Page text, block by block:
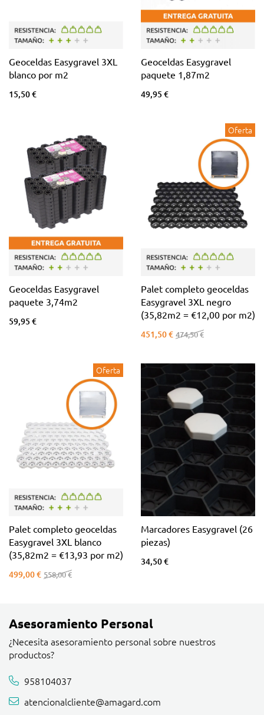
Geoceldas Easygravel 3XL
blanco por m2
15,50 €
Geoceldas Easygravel
paquete 1,87m2
49,95 €
Geoceldas Easygravel
paquete 3,74m2
59,95 €
Oferta
Palet completo geoceldas
Easygravel 3XL negro
(35,82m2 = €12,00 por m2)
451,50 € 474,50 €
Oferta
Palet completo geoceldas
Easygravel 3XL blanco
(35,82m2 = €13,93 por m2)
499,00 € 558,00 €
Marcadores Easygravel (26
piezas)
34,50 €
Asesoramiento Personal
¿Necesita asesoramiento personal sobre nuestros
productos?
958104037
atencionalcliente@amagard.com